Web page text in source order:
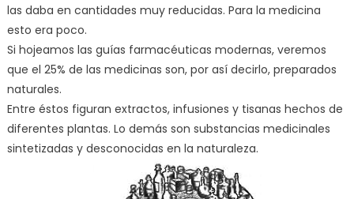
las daba en cantidades muy reducidas. Para la medicina
esto era poco.
Si hojeamos las guías farmacéuticas modernas, veremos
que el 25% de las medicinas son, por así decirlo, preparados
naturales.
Entre éstos figuran extractos, infusiones y tisanas hechos de
diferentes plantas. Lo demás son substancias medicinales
sintetizadas y desconocidas en la naturaleza.